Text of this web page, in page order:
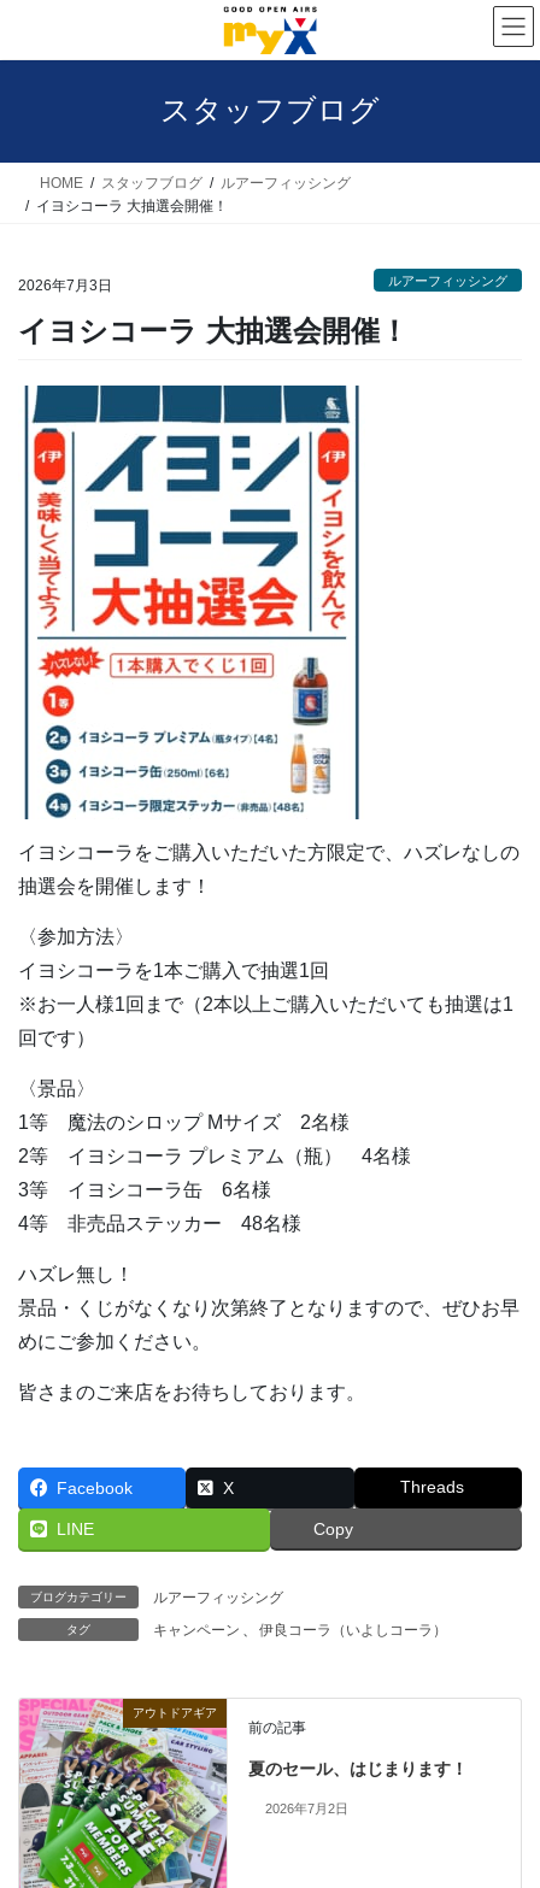
スタッフブログ
HOME スタッフブログ
ルアーフィッシング
イヨシコーラ 大抽選会開催！
2026年7月3日 ルアーフィッシング
イヨシコーラ 大抽選会開催！
イヨシコーラをご購入いただいた方限定で、ハズレなしの
抽選会を開催します！
〈参加方法〉
イヨシコーラを1本ご購入で抽選1回
※お一人様1回まで（2本以上ご購入いただいても抽選は1
回です）
〈景品〉
1等 魔法のシロップ Mサイズ 2名様
2等 イヨシコーラ プレミアム（瓶） 4名様
3等 イヨシコーラ缶 6名様
4等 非売品ステッカー 48名様
ハズレ無し！
景品・くじがなくなり次第終了となりますので、ぜひお早
めにご参加ください。
皆さまのご来店をお待ちしております。
Facebook X Threads
LINE Copy
ブログカテゴリー ルアーフィッシング
タグ キャンペーン 伊良コーラ（いよしコーラ）
アウトドアギア
前の記事
夏のセール、はじまります！
2026年7月2日